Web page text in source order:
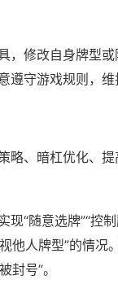
修改自身牌型
守游戏规则，维
、暗杠优化、提
“随意选牌”“控制
他人牌型”的情况
封号”。